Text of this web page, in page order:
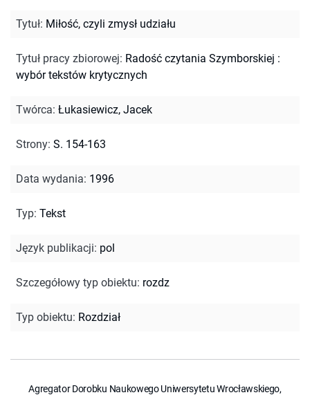
Tytuł: Miłość, czyli zmysł udziału
Tytuł pracy zbiorowej: Radość czytania Szymborskiej :
wybór tekstów krytycznych
Twórca: Łukasiewicz, Jacek
Strony: S. 154-163
Data wydania: 1996
Typ: Tekst
Język publikacji: pol
Szczegółowy typ obiektu: rozdz
Typ obiektu: Rozdział
Agregator Dorobku Naukowego Uniwersytetu Wrocławskiego,